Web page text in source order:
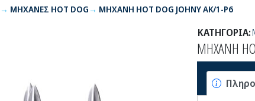
ΜΗΧΑΝΕΣ HOT DOG ΜΗΧΑΝΗ HOT DOG JOHNY AK/1-P6
ΚΑΤΗΓΟΡΙΑ:
ΜΗΧΑΝΗ